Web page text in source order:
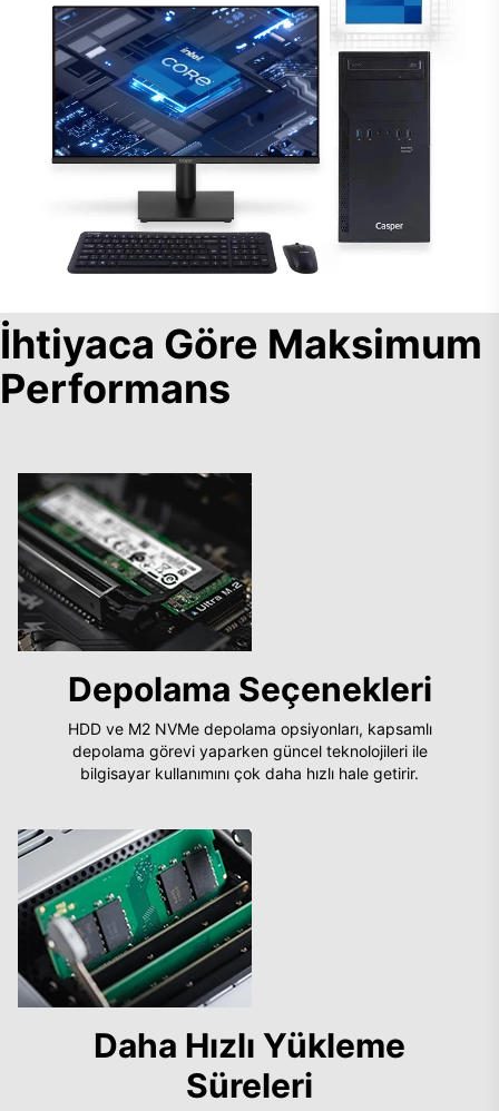
İhtiyaca Göre Maksimum
Performans
Depolama Seçenekleri
HDD ve M2 NVMe depolama opsiyonları, kapsamlı
depolama görevi yaparken güncel teknolojileri ile
bilgisayar kullanımını çok daha hızlı hale getirir.
Daha Hızlı Yükleme
Süreleri